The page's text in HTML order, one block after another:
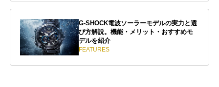
G-SHOCK電波ソーラーモデルの実力と選
び方解説。機能・メリット・おすすめモ
デルを紹介
FEATURES